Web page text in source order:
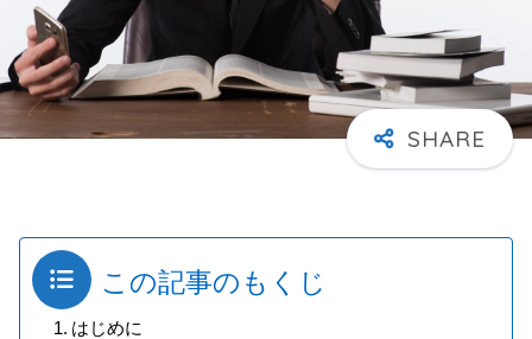
この記事のもくじ
はじめに